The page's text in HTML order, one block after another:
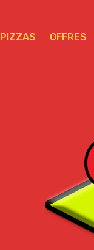
PIZZAS OFFRES